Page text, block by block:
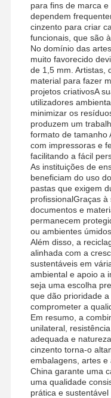
para fins de marca
dependem
cinzento para criar
funcionais, que são
No domínio das
muito favorecido
de 1,5 mm. Artistas,
material para fazer
projetos criativosA
utilizadores
minimizar os
produzem um
formato de tamanho
com impressoras e
facilitando a fácil
As instituições de
beneficiam do uso
pastas que exigem
profissionalGraças
documentos e
permanecem
ou ambientes úmidos.
Além disso, a
alinhada com a
sustentáveis em
ambiental e apoio a
seja uma escolha
que dão prioridade
comprometer a
Em resumo, a
unilateral,
adequada e
cinzento torna-o
embalagens, artes e
China garante uma
uma qualidade
prática e